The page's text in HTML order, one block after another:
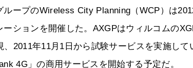
ループのWireless City Planning（WCP）は
ーションを開催した。AXGPはウィルコムの
、2011年11月1日から試験サービスを実施し
4G」の商用サービスを開始する予定だ。